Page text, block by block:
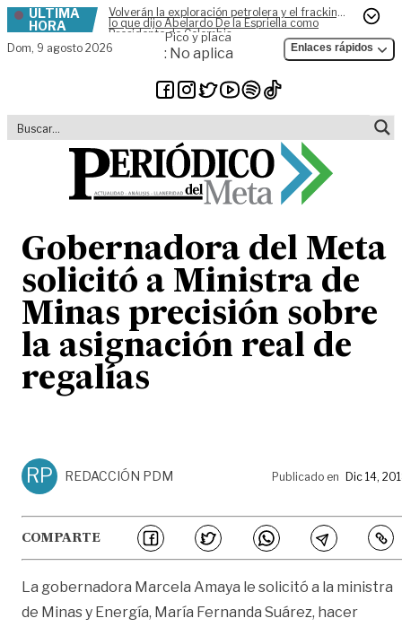
Skip to content
ÚLTIMA
HORA
Volverán la exploración petrolera y el fracking,
lo que dijo Abelardo De la Espriella como
Presidente de Colombia
Dom, 9 agosto 2026
Pico y placa
: No aplica Enlaces rápidos
Gobernadora del Meta
solicitó a Ministra de
Minas precisión sobre
la asignación real de
regalías
RP REDACCIÓN PDM Publicado en Dic 14,
COMPARTE
La gobernadora Marcela Amaya le solicitó a la ministra
de Minas y Energía, María Fernanda Suárez, hacer